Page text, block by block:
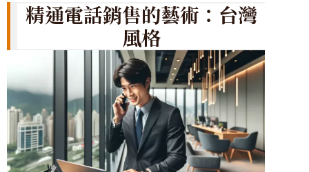
精通電話銷售的藝術：台灣
風格